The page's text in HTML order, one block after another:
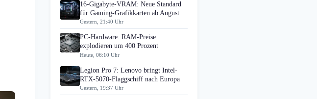
16-Gigabyte-VRAM: Neue Standard
für Gaming-Grafikkarten ab August
Gestern, 21:40 Uhr
PC-Hardware: RAM-Preise
explodieren um 400 Prozent
Heute, 06:10 Uhr
Legion Pro 7: Lenovo bringt Intel-
RTX-5070-Flaggschiff nach Europa
Gestern, 19:37 Uhr